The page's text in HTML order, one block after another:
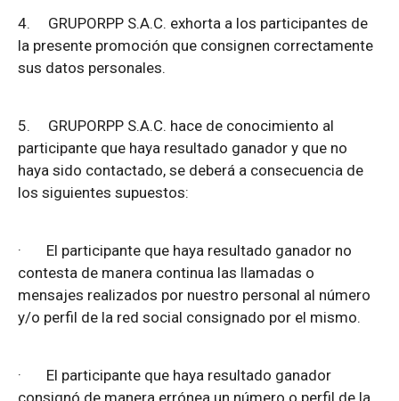
4. GRUPORPP S.A.C. exhorta a los participantes de
la presente promoción que consignen correctamente
sus datos personales.
5. GRUPORPP S.A.C. hace de conocimiento al
participante que haya resultado ganador y que no
haya sido contactado, se deberá a consecuencia de
los siguientes supuestos:
· El participante que haya resultado ganador no
contesta de manera continua las llamadas o
mensajes realizados por nuestro personal al número
y/o perfil de la red social consignado por el mismo.
· El participante que haya resultado ganador
consignó de manera errónea un número o perfil de la